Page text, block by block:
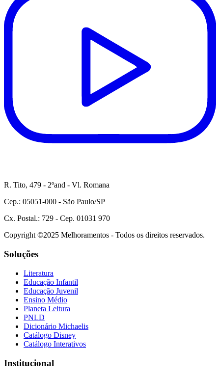
R. Tito, 479 - 2ºand - Vl. Romana
Cep.: 05051-000 - São Paulo/SP
Cx. Postal.: 729 - Cep. 01031 970
Copyright ©2025 Melhoramentos - Todos os direitos reservados.
Soluções
Literatura
Educação Infantil
Educação Juvenil
Ensino Médio
Planeta Leitura
PNLD
Dicionário Michaelis
Catálogo Disney
Catálogo Interativos
Institucional